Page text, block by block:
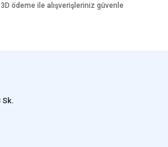
ödeme ile alışverişleriniz güvenle
Sk.